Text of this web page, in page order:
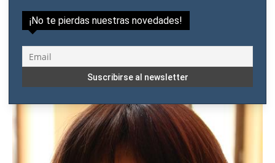
¡No te pierdas nuestras novedades!